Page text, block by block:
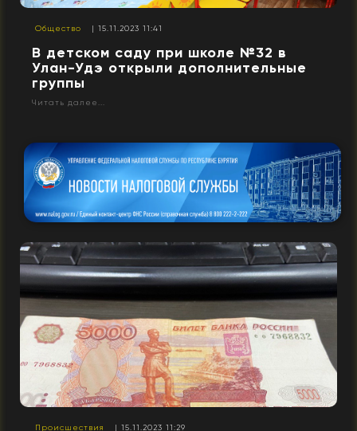
Общество | 15.11.2023 11:41
В детском саду при школе №32 в
Улан-Удэ открыли дополнительные
группы
Читать далее...
Происшествия | 15.11.2023 11:29